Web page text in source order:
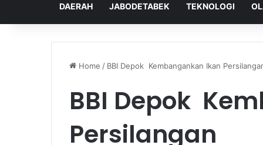
DAERAH JABODETABEK TEKNOLOGI
Home / BBI Depok Kembangankan Ikan
BBI Depok
Persilangan